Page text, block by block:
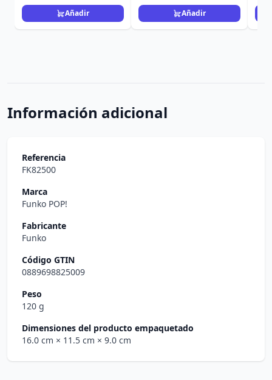
Añadir
Añadir
Información adicional
Referencia
FK82500
Marca
Funko POP!
Fabricante
Funko
Código GTIN
0889698825009
Peso
120 g
Dimensiones del producto empaquetado
16.0 cm × 11.5 cm × 9.0 cm